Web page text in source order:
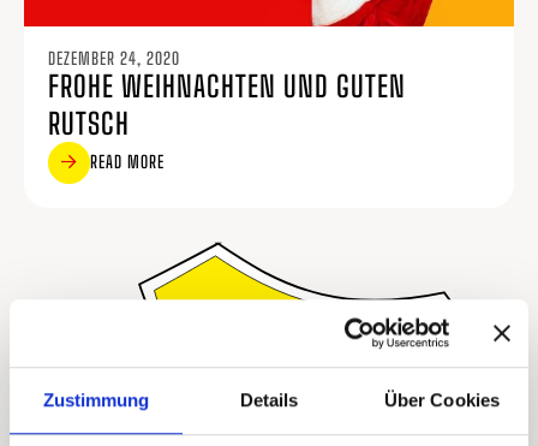
Zustimmung Details Über Cookies
DEZEMBER 24, 2020
FROHE WEIHNACHTEN UND GUTEN
RUTSCH
READ MORE